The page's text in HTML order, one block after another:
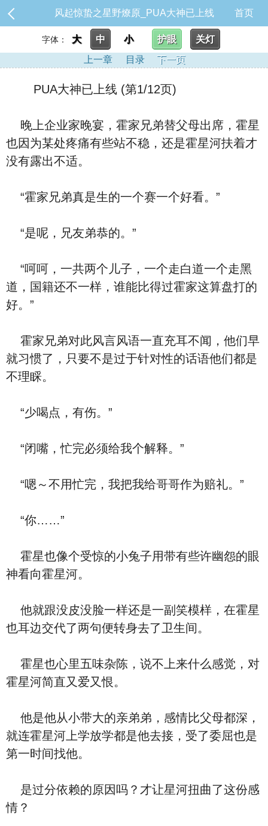
风起惊蛰之星野燎原_PUA大神已上线 首页
字体： 大 中 小 护眼
关灯
上一章
目录 下一页
PUA大神已上线 (第1/12页)
晚上企业家晚宴，霍家兄弟替父母出席，霍星
也因为某处疼痛有些站不稳，还是霍星河扶着才
没有露出不适。
“霍家兄弟真是生的一个赛一个好看。”
“是呢，兄友弟恭的。”
“呵呵，一共两个儿子，一个走白道一个走黑
道，国籍还不一样，谁能比得过霍家这算盘打的
好。”
霍家兄弟对此风言风语一直充耳不闻，他们早
就习惯了，只要不是过于针对性的话语他们都是
不理睬。
“少喝点，有伤。”
“闭嘴，忙完必须给我个解释。”
“嗯～不用忙完，我把我给哥哥作为赔礼。”
“你……”
霍星也像个受惊的小兔子用带有些许幽怨的眼
神看向霍星河。
他就跟没皮没脸一样还是一副笑模样，在霍星
也耳边交代了两句便转身去了卫生间。
霍星也心里五味杂陈，说不上来什么感觉，对
霍星河简直又爱又恨。
他是他从小带大的亲弟弟，感情比父母都深，
就连霍星河上学放学都是他去接，受了委屈也是
第一时间找他。
是过分依赖的原因吗？才让星河扭曲了这份感
情？